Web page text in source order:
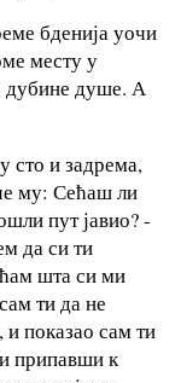
бденија уочи
месту у
дубине душе. А
сто и задрема,
му: Сећаш ли
пут јавио? -
да си ти
шта си ми
ти да не
и показао сам ти
припавши к